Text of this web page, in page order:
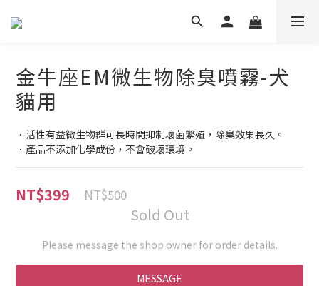
金牛座EM微生物除臭噴霧-犬
貓用
．活性有益微生物群可長時間抑制壞菌繁殖，除臭效果長久。
．產品不添加化學成份，不會破壞環境。
NT$399 NT$500
Sold Out
Please message the shop owner for order details.
MESSAGE